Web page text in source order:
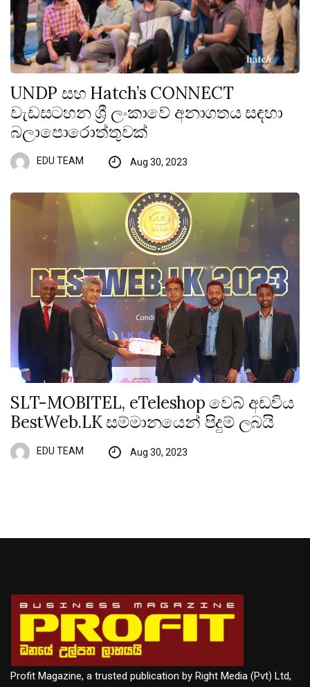
UNDP සහ Hatch’s CONNECT
වැඩසටහන ශ්‍රී ලංකාවේ අනාගතය සඳහා
බලාපොරොත්තුවක්
EDU TEAM Aug 30, 2023
SLT-MOBITEL, eTeleshop වෙබ් අඩවිය
BestWeb.LK සම්මානයෙන් පිදුම් ලබයි
EDU TEAM Aug 30, 2023
Profit Magazine, a trusted publication by Right Media (Pvt) Ltd,